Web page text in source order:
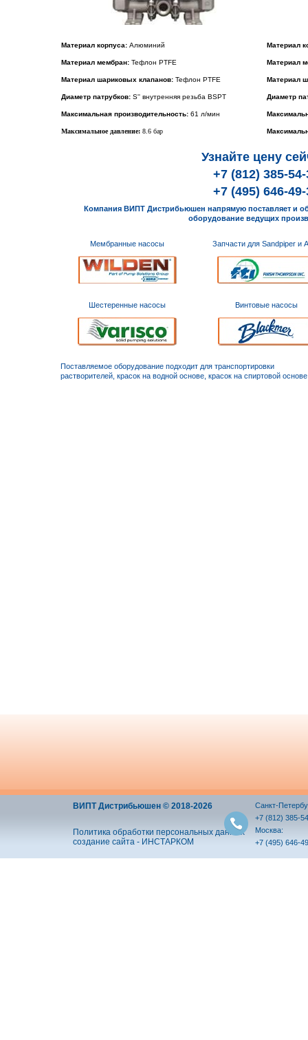
Материал корпуса: Алюминий
Материал мембран: Тефлон PTFE
Материал шариковых клапанов: Тефлон PTFE
Диаметр патрубков: Ѕ'' внутренняя резьба BSPT
Максимальная производительность: 61 л/мин
Максимальное давление: 8.6 бар
Материал
Материал
Материал
Диаметр
Узнайте цену
+7 (812) 385-54-
+7 (495) 646-49-
Компания ВИПТ Дистрибьюшен напрямую поставляет и
оборудование ведущих
Мембранные насосы Запчасти для Sandpiper и
Шестеренные насосы Винтовые насосы
Поставляемое оборудование подходит для транспортировки
растворителей, красок на водной основе, красок на спиртовой
ВИПТ Дистрибьюшен © 2018-2026
Политика обработки персональных данных
создание сайта - ИНСТАРКОМ
Санкт-
+7 (812) 385-
Москва:
+7 (495) 646-